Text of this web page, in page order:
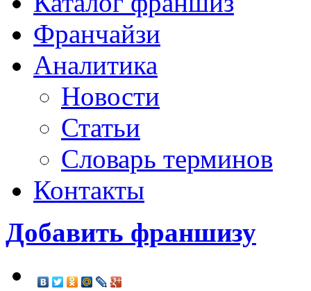
Франчайзи
Аналитика
Новости
Статьи
Словарь терминов
Контакты
Добавить франшизу